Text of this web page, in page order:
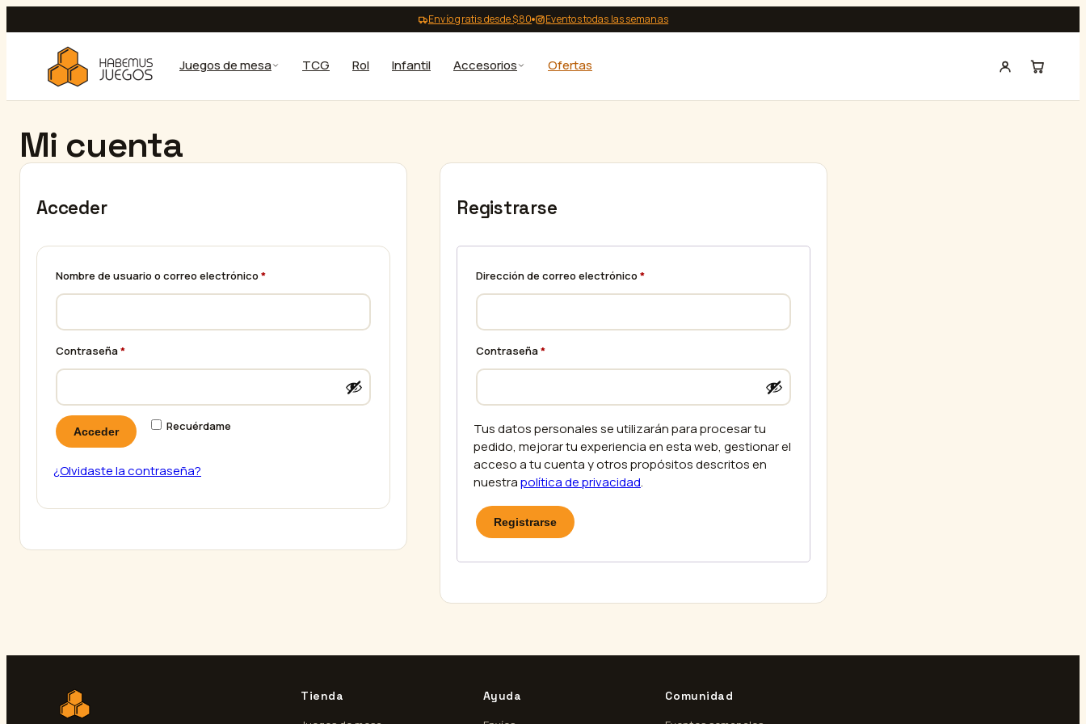
al
contenido
Envío gratis desde $80 Eventos todas las semanas
Juegos de mesa TCG Rol Infantil Accesorios Ofertas
Mi cuenta
Acceder
Nombre de usuario o correo electrónico*Obligatorio
Contraseña*Obligatorio
Recuérdame
Acceder
¿Olvidaste la contraseña?
Registrarse
Dirección de correo electrónico*Obligatorio
Contraseña*Obligatorio
Tus datos personales se utilizarán para procesar tu
pedido, mejorar tu experiencia en esta web, gestionar el
acceso a tu cuenta y otros propósitos descritos en
nuestrapolítica de privacidad.
Registrarse
Tienda
Ayuda
Comunidad